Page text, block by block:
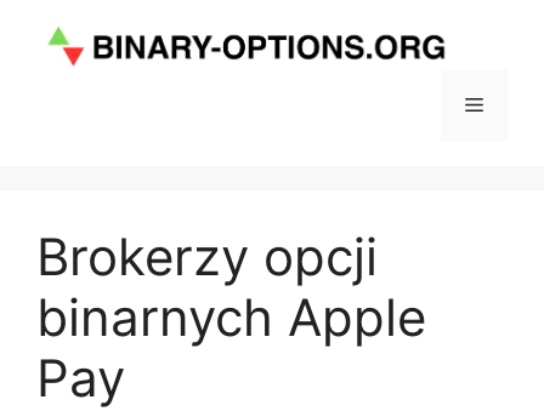
Menu
Brokerzy opcji
binarnych Apple
Pay